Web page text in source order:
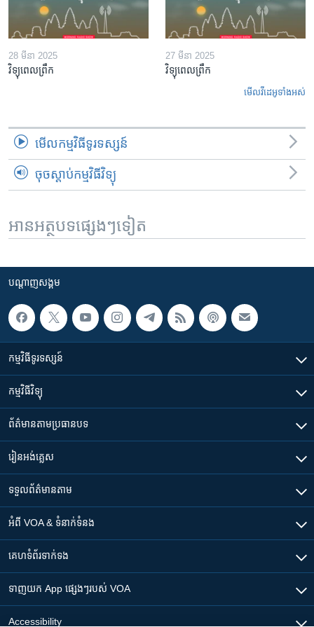
28 មីនា 2025
វិទ្យុពេលព្រឹក
27 មីនា 2025
វិទ្យុពេលព្រឹក
មើល​វីដេអូ​ទាំង​អស់
មើល​កម្មវិធី​ទូរទស្សន៍
ចុចស្តាប់កម្មវិធីវិទ្យុ
អានអត្ថបទផ្សេងៗទៀត
បណ្តាញ​សង្គម
កម្មវិធី​ទូរទស្សន៍
កម្មវិធី​វិទ្យុ
ព័ត៌មាន​តាមប្រធានបទ​
រៀន​​អង់គ្លេស
ទទួល​ព័ត៌មាន​តាម
អំពី​ VOA & ទំនាក់ទំនង
គេហទំព័រ​​ទាក់ទង
ទាញយក​ App ផ្សេងៗ​របស់​ VOA
Accessibility